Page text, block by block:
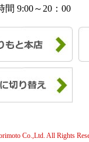
間 9:00～20：00
Co.,Ltd. All Rights